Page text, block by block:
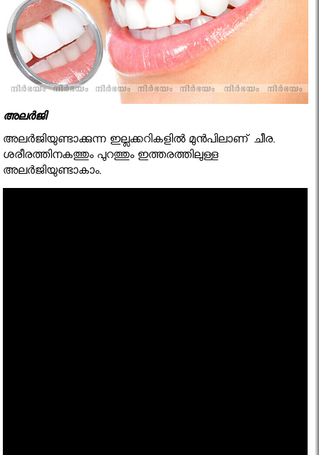
അലര്‍ജി
അലര്‍ജിയുണ്ടാക്കുന്ന ഇല്ലക്കറികളില്‍ മുന്‍പിലാണ് ചീര.
ശരീരത്തിനകത്തും പുറത്തും ഇത്തരത്തിലുള്ള
അലര്‍ജിയുണ്ടാകാം.